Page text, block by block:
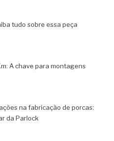
tudo sobre essa peça
A chave para montagens
na fabricação de porcas:
da Parlock